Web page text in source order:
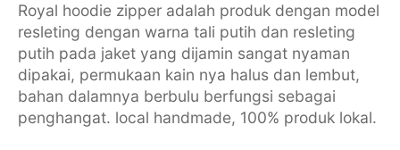
Royal hoodie zipper adalah produk dengan model
resleting dengan warna tali putih dan resleting
putih pada jaket yang dijamin sangat nyaman
dipakai, permukaan kain nya halus dan lembut,
bahan dalamnya berbulu berfungsi sebagai
penghangat. local handmade, 100% produk lokal.